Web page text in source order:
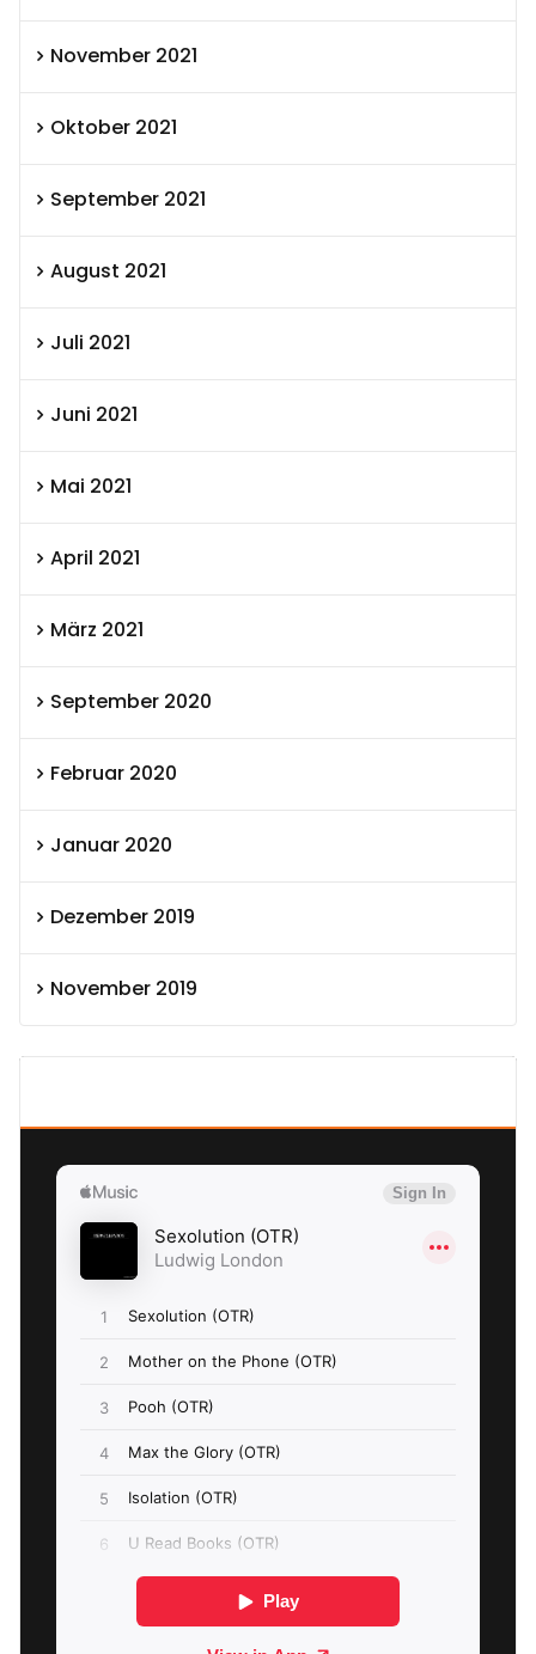
November 2021
Oktober 2021
September 2021
August 2021
Juli 2021
Juni 2021
Mai 2021
April 2021
März 2021
September 2020
Februar 2020
Januar 2020
Dezember 2019
November 2019